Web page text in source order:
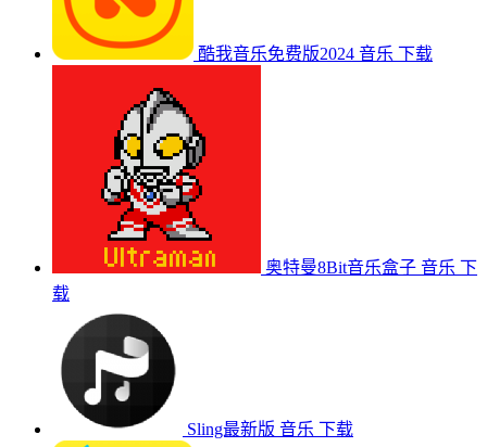
酷我音乐免费版2024 音乐 下载
奥特曼8Bit音乐盒子 音乐 下
载
Sling最新版 音乐 下载